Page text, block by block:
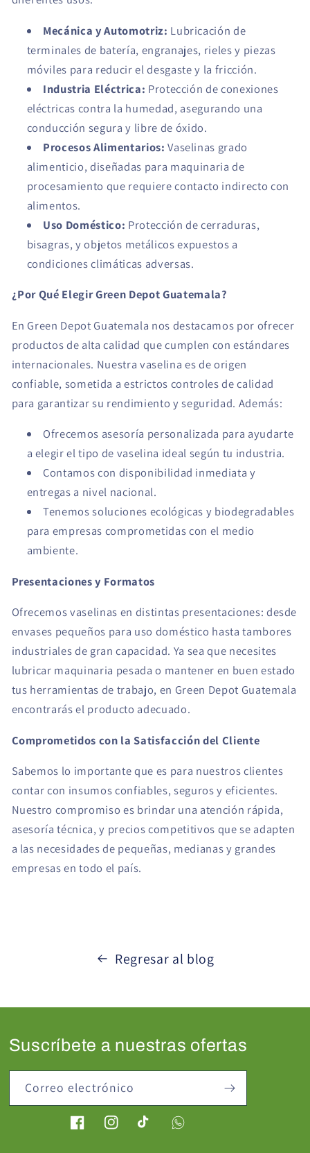
Mecánica y Automotriz: Lubricación de
terminales de batería, engranajes, rieles y piezas
móviles para reducir el desgaste y la fricción.
Industria Eléctrica: Protección de conexiones
eléctricas contra la humedad, asegurando una
conducción segura y libre de óxido.
Procesos Alimentarios: Vaselinas grado
alimenticio, diseñadas para maquinaria de
procesamiento que requiere contacto indirecto con
alimentos.
Uso Doméstico: Protección de cerraduras,
bisagras, y objetos metálicos expuestos a
condiciones climáticas adversas.
¿Por Qué Elegir Green Depot Guatemala?
En Green Depot Guatemala nos destacamos por ofrecer
productos de alta calidad que cumplen con estándares
internacionales. Nuestra vaselina es de origen
confiable, sometida a estrictos controles de calidad
para garantizar su rendimiento y seguridad. Además:
Ofrecemos asesoría personalizada para ayudarte
a elegir el tipo de vaselina ideal según tu industria.
Contamos con disponibilidad inmediata y
entregas a nivel nacional.
Tenemos soluciones ecológicas y biodegradables
para empresas comprometidas con el medio
ambiente.
Presentaciones y Formatos
Ofrecemos vaselinas en distintas presentaciones: desde
envases pequeños para uso doméstico hasta tambores
industriales de gran capacidad. Ya sea que necesites
lubricar maquinaria pesada o mantener en buen estado
tus herramientas de trabajo, en Green Depot Guatemala
encontrarás el producto adecuado.
Comprometidos con la Satisfacción del Cliente
Sabemos lo importante que es para nuestros clientes
contar con insumos confiables, seguros y eficientes.
Nuestro compromiso es brindar una atención rápida,
asesoría técnica, y precios competitivos que se adapten
a las necesidades de pequeñas, medianas y grandes
empresas en todo el país.
Regresar al blog
Suscríbete a nuestras ofertas
Correo electrónico
FacebookInstagramTikTok